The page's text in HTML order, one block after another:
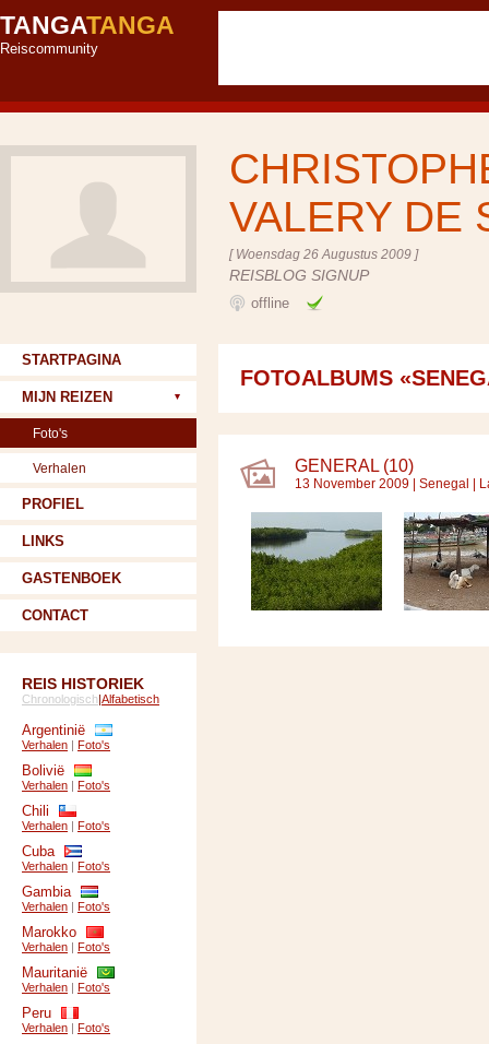
TANGATANGA
Reiscommunity
VALERY DE
[ Woensdag 26 Augustus 2009 ]
REISBLOG SIGNUP
offline
FOTOALBUMS
GENERAL (10)
13 November 2009 | Senegal |
STARTPAGINA
MIJN REIZEN
Foto's
Verhalen
PROFIEL
LINKS
GASTENBOEK
CONTACT
REIS HISTORIEK
Chronologisch|Alfabetisch
Argentinië
Verhalen | Foto's
Bolivië
Verhalen | Foto's
Chili
Verhalen | Foto's
Cuba
Verhalen | Foto's
Gambia
Verhalen | Foto's
Marokko
Verhalen | Foto's
Mauritanië
Verhalen | Foto's
Peru
Verhalen | Foto's